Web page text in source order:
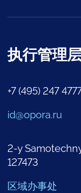
执行管理
+7 (495) 247
id@opora.ru
2-y
127473
区域办事处